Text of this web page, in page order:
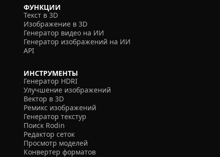
ФУНКЦИИ
Текст в 3D
Изображение в 3D
Генератор видео на ИИ
Генератор изображений на ИИ
API
ИНСТРУМЕНТЫ
Генератор HDRI
Улучшение изображений
Вектор в 3D
Ремикс изображений
Генератор текстур
Поиск Rodin
Редактор сеток
Просмотр моделей
Конвертер форматов